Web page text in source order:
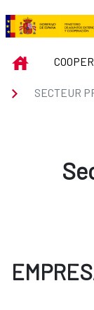
Saut au contenu
SECTEUR
INICIO
SECTEUR